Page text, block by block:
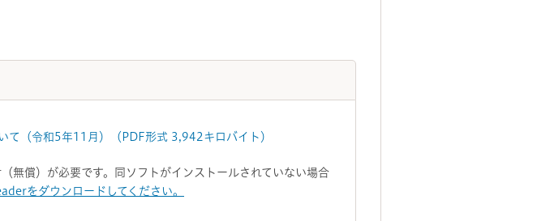
て（令和5年11月）（PDF形式 3,942キロバイト）
無償）が必要です。同ソフトがインストールされていない場合
をダウンロードしてください。